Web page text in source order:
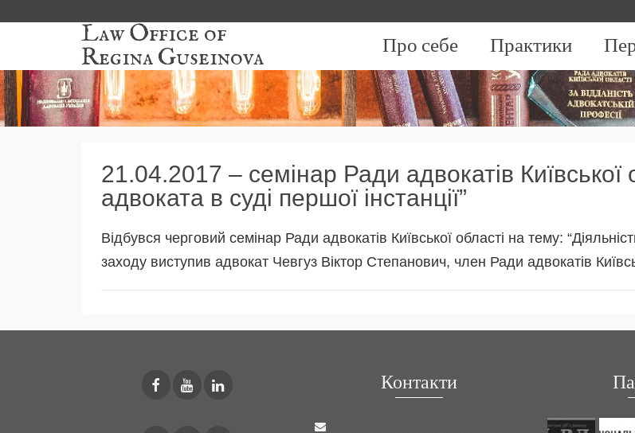
Law Office of
Regina Guseinova Про себе Практики
21.04.2017 – семінар Ради адвокатів Київської
адвоката в суді першої інстанції”
Відбувся черговий семінар Ради адвокатів Київської області на тему:
заходу виступив адвокат Чевгуз Віктор Степанович, член Ради адвокатів
Контакти